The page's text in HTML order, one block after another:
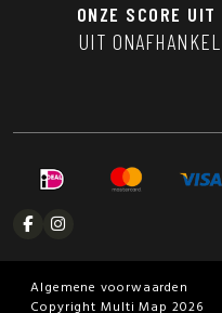
ONZE SCORE UIT
UIT
Algemene voorwaarden
Copyright Multi Map 2026